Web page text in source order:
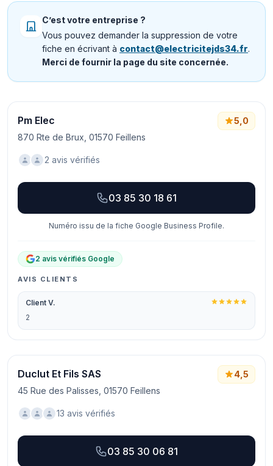
C’est votre entreprise ?
Vous pouvez demander la suppression de votre
fiche en écrivant à contact@electricitejds34.fr.
Merci de fournir la page du site concernée.
Pm Elec
870 Rte de Brux, 01570 Feillens
5,0
2 avis vérifiés
03 85 30 18 61
Numéro issu de la fiche Google Business Profile.
2 avis vérifiés Google
AVIS CLIENTS
Client V.
2
Duclut Et Fils SAS
45 Rue des Palisses, 01570 Feillens
4,5
13 avis vérifiés
03 85 30 06 81